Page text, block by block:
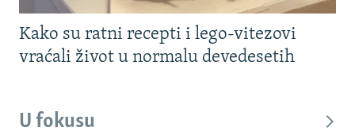
Kako su ratni recepti i lego-vitezovi
vraćali život u normalu devedesetih
U fokusu